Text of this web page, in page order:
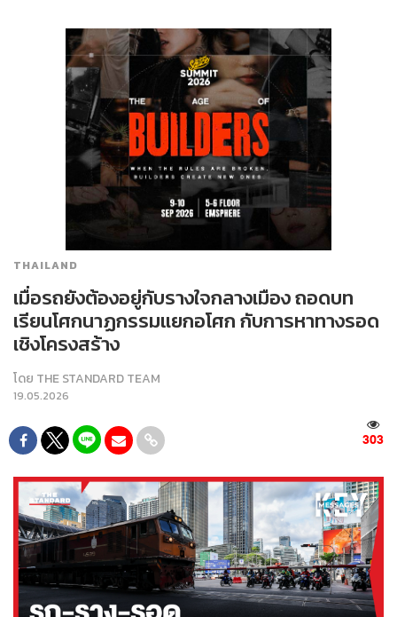
THAILAND
เมื่อรถยังต้องอยู่กับรางใจกลางเมือง ถอดบท
เรียนโศกนาฏกรรมแยกอโศก กับการหาทางรอด
เชิงโครงสร้าง
โดย THE STANDARD TEAM
19.05.2026
303